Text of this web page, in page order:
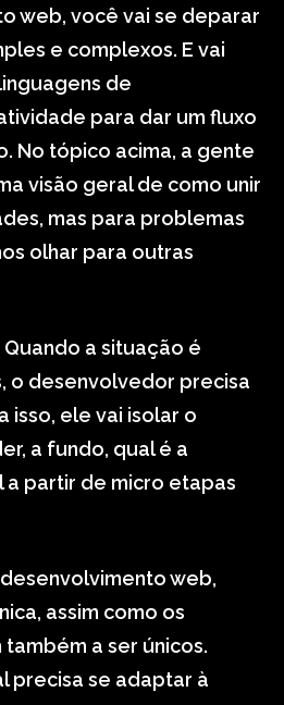
web, você vai se deparar
e complexos. E vai
de
para dar um fluxo
No tópico acima, a gente
visão geral de como unir
mas para problemas
olhar para outras
Quando a situação é
o desenvolvedor precisa
isso, ele vai isolar o
a fundo, qual é a
a partir de micro etapas
web,
assim como os
a ser únicos.
precisa se adaptar à